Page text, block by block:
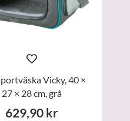
Vicky, 40 ×
27 × 28 cm, grå
629,90 kr